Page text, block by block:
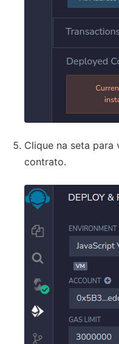
Clique na seta para
contrato.